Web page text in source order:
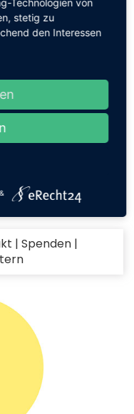
Herz Jesu
| Spenden |
stetig zu
den Interessen
&